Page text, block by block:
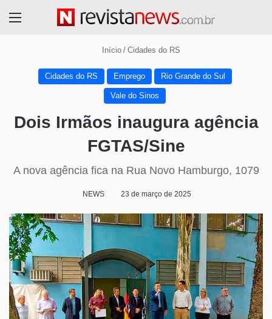
Início / Cidades do RS
Cidades do RS Emprego Rio Grande do Sul
Vale do Sinos
Dois Irmãos inaugura agência
FGTAS/Sine
A nova agência fica na Rua Novo Hamburgo, 1079
NEWS 23 de março de 2025